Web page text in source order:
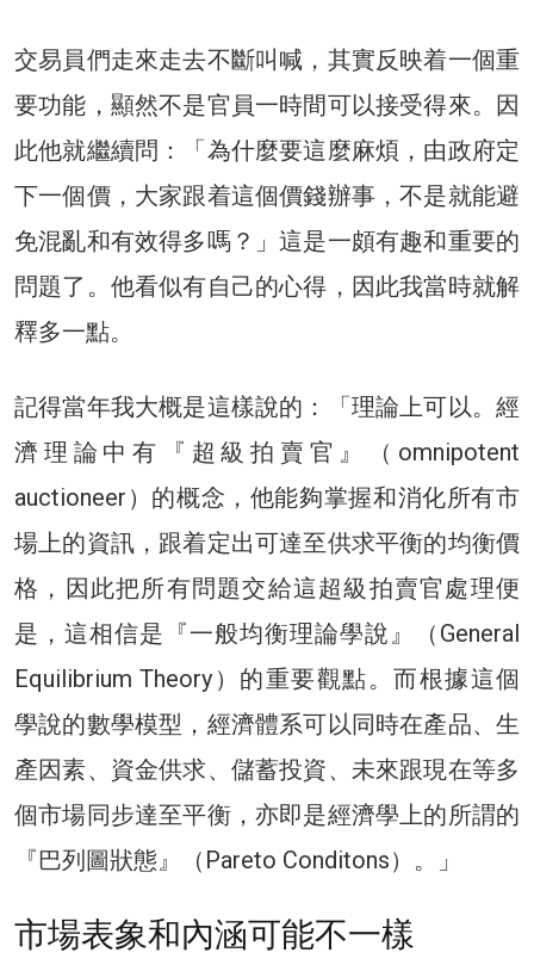
交易員們走來走去不斷叫喊，其實反映着一個重
要功能，顯然不是官員一時間可以接受得來。因
此他就繼續問：「為什麼要這麼麻煩，由政府定
下一個價，大家跟着這個價錢辦事，不是就能避
免混亂和有效得多嗎？」這是一頗有趣和重要的
問題了。他看似有自己的心得，因此我當時就解
釋多一點。
記得當年我大概是這樣說的：「理論上可以。經
濟理論中有『超級拍賣官』（omnipotent
auctioneer）的概念，他能夠掌握和消化所有市
場上的資訊，跟着定出可達至供求平衡的均衡價
格，因此把所有問題交給這超級拍賣官處理便
是，這相信是『一般均衡理論學說』（General
Equilibrium Theory）的重要觀點。而根據這個
學說的數學模型，經濟體系可以同時在產品、生
產因素、資金供求、儲蓄投資、未來跟現在等多
個市場同步達至平衡，亦即是經濟學上的所謂的
『巴列圖狀態』（Pareto Conditons）。」
市場表象和內涵可能不一樣